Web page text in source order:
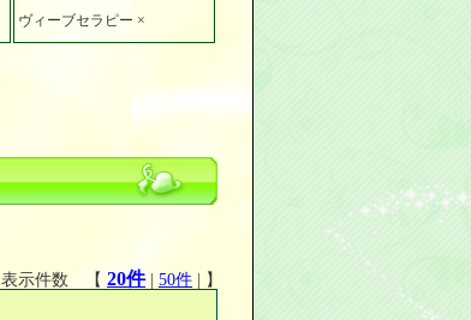
ヴィーブセラピー ×
表示件数 【 20件| 50件 | 】